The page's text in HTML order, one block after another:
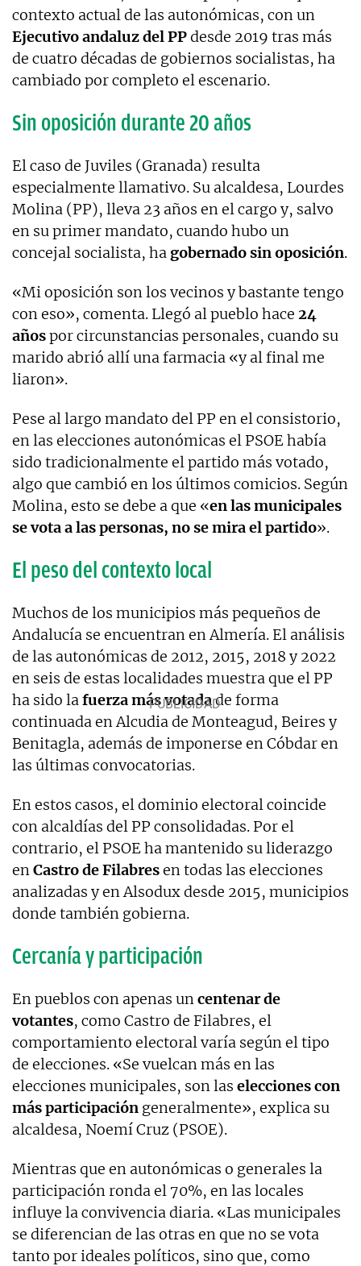
contexto actual de las autonómicas, con un
Ejecutivo andaluz del PPdesde 2019 tras más
de cuatro décadas de gobiernos socialistas, ha
cambiado por completo el escenario.
Sin oposición durante 20 años
El caso de Juviles (Granada) resulta
especialmente llamativo. Su alcaldesa, Lourdes
Molina (PP), lleva 23 años en el cargo y, salvo
en su primer mandato, cuando hubo un
concejal socialista, ha gobernado sin oposición.
«Mi oposición son los vecinos y bastante tengo
con eso», comenta. Llegó al pueblo hace 24
añospor circunstancias personales, cuando su
marido abrió allí una farmacia «y al final me
liaron».
Pese al largo mandato del PP en el consistorio,
en las elecciones autonómicas el PSOE había
sido tradicionalmente el partido más votado,
algo que cambió en los últimos comicios. Según
Molina, esto se debe a que «en las municipales
se vota a las personas, no se mira el partido».
El peso del contexto local
Muchos de los municipios más pequeños de
Andalucía se encuentran en Almería. El análisis
de las autonómicas de 2012, 2015, 2018 y 2022
en seis de estas localidades muestra que el PP
ha sido lafuerza más votadade forma
continuada en Alcudia de Monteagud, Beires y
Benitagla, además de imponerse en Cóbdar en
las últimas convocatorias.
En estos casos, el dominio electoral coincide
con alcaldías del PP consolidadas. Por el
contrario, el PSOE ha mantenido su liderazgo
enCastro de Filabresen todas las elecciones
analizadas y en Alsodux desde 2015, municipios
donde también gobierna.
Cercanía y participación
En pueblos con apenas uncentenar de
votantes, como Castro de Filabres, el
comportamiento electoral varía según el tipo
de elecciones. «Se vuelcan más en las
elecciones municipales, son las elecciones con
más participación generalmente», explica su
alcaldesa, Noemí Cruz (PSOE).
Mientras que en autonómicas o generales la
participación ronda el 70%, en las locales
influye la convivencia diaria. «Las municipales
se diferencian de las otras en que no se vota
tanto por ideales políticos, sino que, como